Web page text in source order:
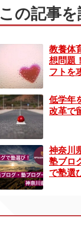
この記事
教養体
想問題
フトを
低学年
改革で
神奈川
塾ブロ
で塾選